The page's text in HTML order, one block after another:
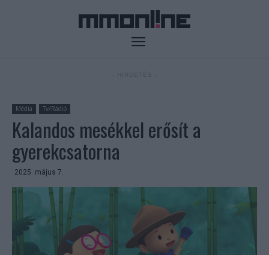
Média Tv/Rádió
Kalandos mesékkel erősít a
gyerekcsatorna
2025. május 7.